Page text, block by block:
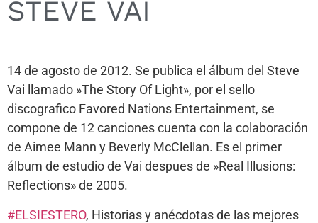
STEVE VAI
14 de agosto de 2012. Se publica el álbum del Steve
Vai llamado »The Story Of Light», por el sello
discografico Favored Nations Entertainment, se
compone de 12 canciones cuenta con la colaboración
de Aimee Mann y Beverly McClellan. Es el primer
álbum de estudio de Vai despues de »Real Illusions:
Reflections» de 2005.
#ELSIESTERO, Historias y anécdotas de las mejores